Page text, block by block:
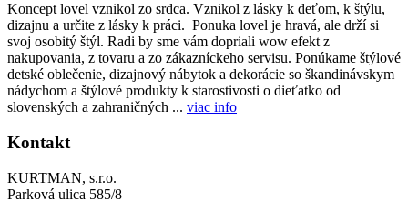
Koncept lovel vznikol zo srdca. Vznikol z lásky k deťom, k štýlu,
dizajnu a určite z lásky k práci. Ponuka lovel je hravá, ale drží si
svoj osobitý štýl. Radi by sme vám dopriali wow efekt z
nakupovania, z tovaru a zo zákazníckeho servisu. Ponúkame štýlové
detské oblečenie, dizajnový nábytok a dekorácie so škandinávskym
nádychom a štýlové produkty k starostivosti o dieťatko od
slovenských a zahraničných ... viac info
Kontakt
KURTMAN, s.r.o.
Parková ulica 585/8